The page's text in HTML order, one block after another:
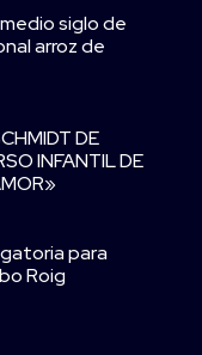
siglo de
arroz de
DE
INFANTIL DE
para
Roig